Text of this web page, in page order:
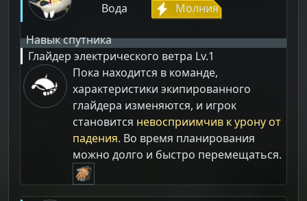
Вода
Молния
Навык спутника
Глайдер электрического ветра Lv.1
Пока находится в команде,
характеристики экипированного
глайдера изменяются, и игрок
становится невосприимчив к урону от
падения. Во время планирования
можно долго и быстро перемещаться.